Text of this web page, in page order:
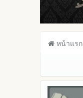
หน้าแรก